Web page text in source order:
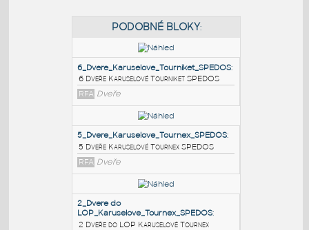
PODOBNÉ BLOKY
6_Dvere_Karuselove_Tourniket_SPEDOS
6 Dveře Karuselové Tourniket SPEDOS
RFA Dveře